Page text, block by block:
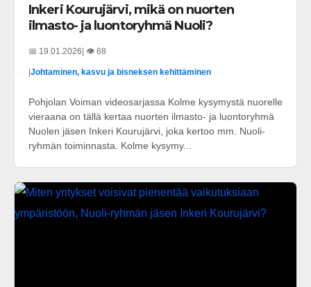
Inkeri Kourujärvi, mikä on nuorten
ilmasto- ja luontoryhmä Nuoli?
📅 19.01.2026 | 👁️ 68
Johtaminen, kasvu ja bisneksen kehittäminen
Pohjolan Voiman videosarjassa Kolme kysymystä nuorelle
vieraana on tällä kertaa nuorten ilmasto- ja luontoryhmä
Nuolen jäsen Inkeri Kourujärvi, joka kertoo mm. Nuoli-
ryhmän toiminnasta. Kolme kysymy...